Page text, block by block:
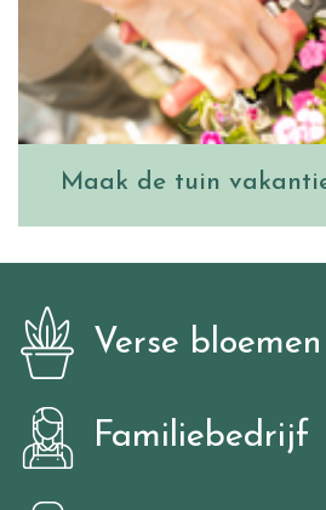
Maak de tuin
Verse bloemen
Familiebedrijf